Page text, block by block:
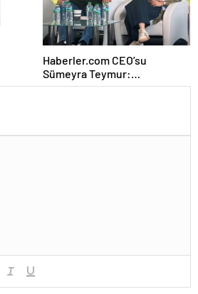
Haberler.com CEO’su
Sümeyra Teymur:
Gastronomi içerikleri uzun